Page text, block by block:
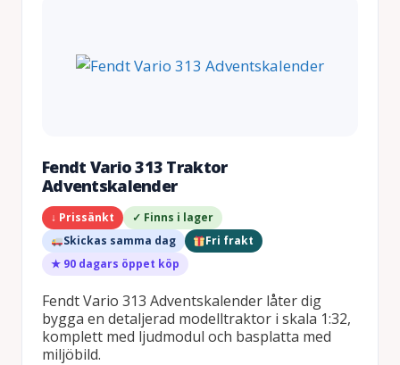
Fendt Vario 313 Traktor
Adventskalender
↓ Prissänkt
✓ Finns i lager
Skickas samma dag
Fri frakt
★ 90 dagars öppet köp
Fendt Vario 313 Adventskalender låter dig
bygga en detaljerad modelltraktor i skala 1:32,
komplett med ljudmodul och basplatta med
miljöbild.